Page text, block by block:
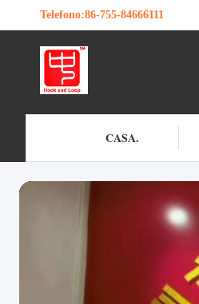
Telefono:86-755-84666111
CASA.